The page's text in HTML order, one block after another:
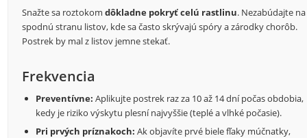
Snažte sa roztokomdôkladne pokryť celú rastlinu. Nezabúdajte na
spodnú stranu listov, kde sa často skrývajú spóry a zárodky chorôb.
Postrek by mal z listov jemne stekať.
Frekvencia
Preventívne: Aplikujte postrek raz za 10 až 14 dní počas obdobia,
kedy je riziko výskytu plesní najvyššie (teplé a vlhké počasie).
Pri prvých príznakoch: Ak objavíte prvé biele fľaky múčnatky,